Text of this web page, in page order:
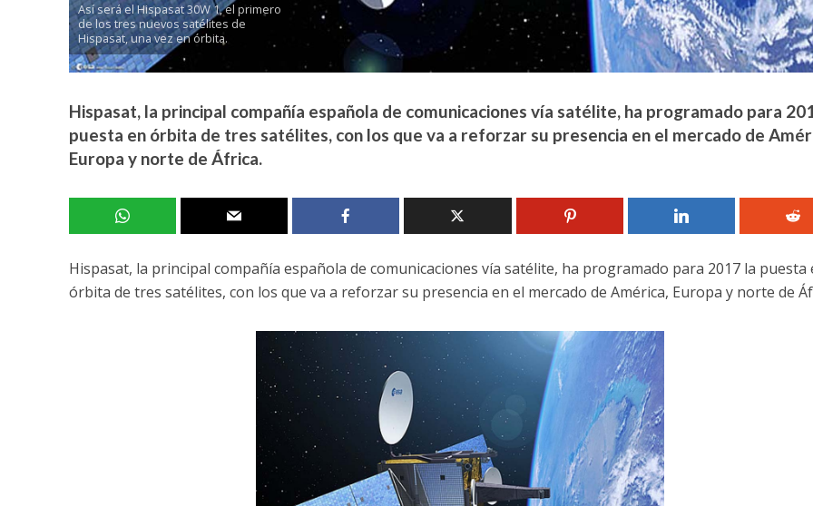
Así será el Hispasat 30W 1, el primero
de los tres nuevos satélites de
Hispasat, una vez en órbita.
Hispasat, la principal compañía española de comunicaciones vía satélite, ha programado para
puesta en órbita de tres satélites, con los que va a reforzar su presencia en el mercado de
Europa y norte de África.
Hispasat, la principal compañía española de comunicaciones vía satélite, ha programado para 2017 la puesta
órbita de tres satélites, con los que va a reforzar su presencia en el mercado de América, Europa y norte de